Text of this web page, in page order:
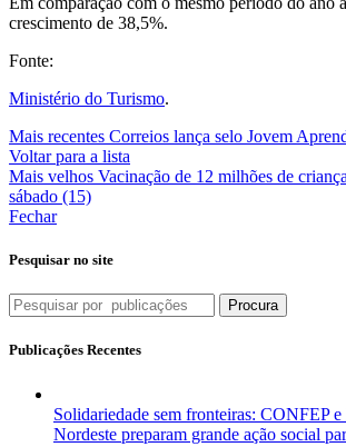
crescimento de 38,5%.
Fonte:
Ministério do Turismo.
Mais recentes Correios lança selo Jovem
Voltar para a lista
Mais velhos Vacinação de 12 milhões de
sábado (15)
Fechar
Pesquisar no site
Procura
Publicações Recentes
Solidariedade sem fronteiras: CONFEP
Nordeste preparam grande ação social